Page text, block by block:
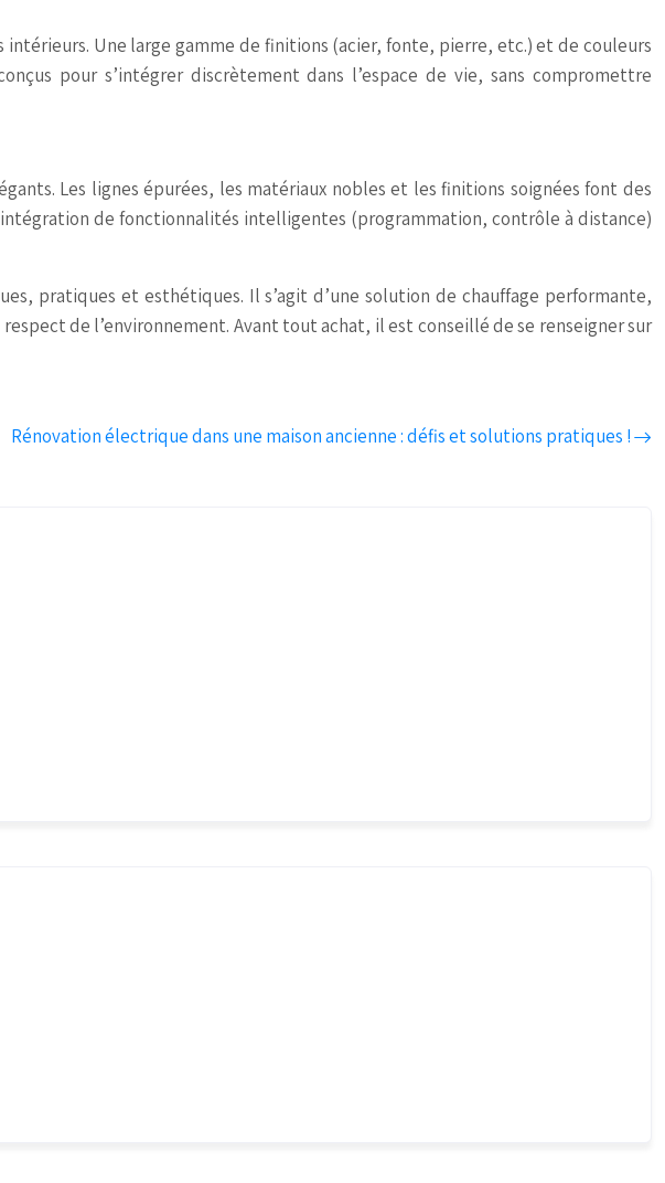
Une large gamme de finitions (acier, fonte, pierre, etc.) et de couleurs
pour s’intégrer discrètement dans l’espace de vie, sans compromettre
Les lignes épurées, les matériaux nobles et les finitions soignées font des
de fonctionnalités intelligentes (programmation, contrôle à distance)
pratiques et esthétiques. Il s’agit d’une solution de chauffage performante,
de l’environnement. Avant tout achat, il est conseillé de se renseigner sur
Rénovation électrique dans une maison ancienne : défis et solutions pratiques !